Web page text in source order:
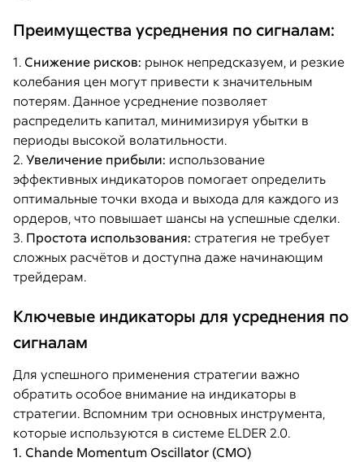
Преимущества усреднения по сигналам:
1. Снижение рисков: рынок непредсказуем, и резкие
колебания цен могут привести к значительным
потерям. Данное усреднение позволяет
распределить капитал, минимизируя убытки в
периоды высокой волатильности.
2.Увеличение прибыли: использование
эффективных индикаторов помогает определить
оптимальные точки входа и выхода для каждого из
ордеров, что повышает шансы на успешные сделки.
3. Простота использования: стратегия не требует
сложных расчётов и доступна даже начинающим
трейдерам.
Ключевые индикаторы для усреднения по
сигналам
Для успешного применения стратегии важно
обратить особое внимание на индикаторы в
стратегии. Вспомним три основных инструмента,
которые используются в системе ELDER 2.0.
1. Chande Momentum Oscillator (CMO)